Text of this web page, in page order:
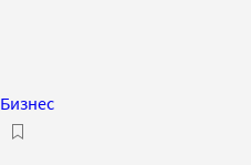
Бизнес